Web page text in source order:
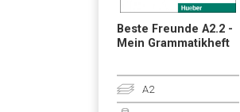
Beste Freunde A2.2 -
Mein Grammatikheft
A2